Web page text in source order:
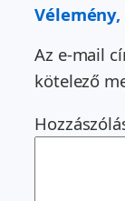
Vélemény,
Az e-mail
kötelező